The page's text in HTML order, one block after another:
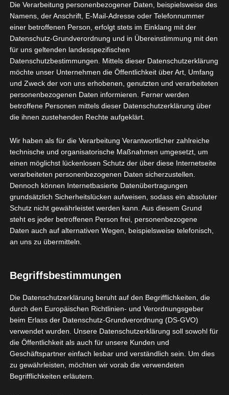
Datenschutzerklärung
Stand: 06.02.2026
Wir freuen uns sehr über Ihr Interesse an unserem
Unternehmen. Datenschutz hat einen besonders hohen
Stellenwert für die Geschäftsleitung. Eine Nutzung der
Internetseiten ist grundsätzlich ohne jede Angabe
personenbezogener Daten möglich. Sofern eine
betroffene Person besondere Services unseres
Unternehmens über unsere Internetseite in Anspruch
personenbezogener Daten erforderlich werden. Ist die
Verarbeitung personenbezogener Daten erforderlich
und besteht für eine solche Verarbeitung keine
gesetzliche Grundlage, holen wir generell eine
Die Verarbeitung personenbezogener Daten,
beispielsweise des Namens, der Anschrift, E-Mail-
Adresse oder Telefonnummer einer betroffenen Person,
erfolgt stets im Einklang mit der Datenschutz-
uns geltenden landesspezifischen
Datenschutzbestimmungen. Mittels dieser
Datenschutzerklärung möchte unser Unternehmen die
Öffentlichkeit über Art, Umfang und Zweck der von uns
erhobenen, genutzten und verarbeiteten
personenbezogenen Daten informieren. Ferner werden
betroffene Personen mittels dieser
Datenschutzerklärung über die ihnen zustehenden
Rechte aufgeklärt.
Die Verarbeitung personenbezogener Daten, beispielsweise des
Namens, der Anschrift, E-Mail-Adresse oder Telefonnummer
einer betroffenen Person, erfolgt stets im Einklang mit der
Datenschutz-Grundverordnung und in Übereinstimmung mit den
für uns geltenden landesspezifischen
Datenschutzbestimmungen. Mittels dieser Datenschutzerklärung
möchte unser Unternehmen die Öffentlichkeit über Art, Umfang
und Zweck der von uns erhobenen, genutzten und verarbeiteten
personenbezogenen Daten informieren. Ferner werden
betroffene Personen mittels dieser Datenschutzerklärung über
die ihnen zustehenden Rechte aufgeklärt.
Wir haben als für die Verarbeitung Verantwortlicher zahlreiche
technische und organisatorische Maßnahmen umgesetzt, um
einen möglichst lückenlosen Schutz der über diese Internetseite
verarbeiteten personenbezogenen Daten sicherzustellen.
Dennoch können Internetbasierte Datenübertragungen
grundsätzlich Sicherheitslücken aufweisen, sodass ein absoluter
Schutz nicht gewährleistet werden kann. Aus diesem Grund
steht es jeder betroffenen Person frei, personenbezogene
Daten auch auf alternativen Wegen, beispielsweise telefonisch,
an uns zu übermitteln.
Begriffsbestimmungen
Die Datenschutzerklärung beruht auf den Begrifflichkeiten, die
durch den Europäischen Richtlinien- und Verordnungsgeber
beim Erlass der Datenschutz-Grundverordnung (DS-GVO)
verwendet wurden. Unsere Datenschutzerklärung soll sowohl für
die Öffentlichkeit als auch für unsere Kunden und
Geschäftspartner einfach lesbar und verständlich sein. Um dies
zu gewährleisten, möchten wir vorab die verwendeten
Begrifflichkeiten erläutern.